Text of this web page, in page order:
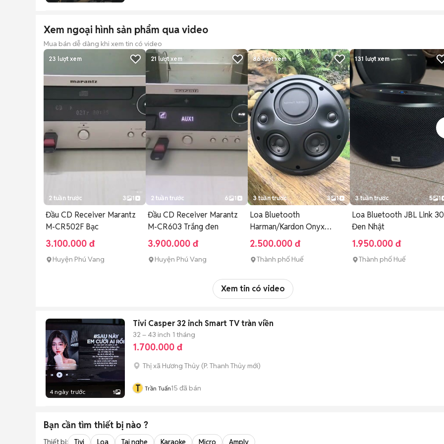
Xem ngoại hình sản phẩm qua video
Mua bán dễ dàng khi xem tin có video
23 lượt xem
2 tuần trước 3 1
Đầu CD Receiver Marantz
M-CR502F Bạc
3.100.000 đ
Huyện Phú Vang
21 lượt xem
2 tuần trước 6 1
Đầu CD Receiver Marantz
M-CR603 Trắng đen
3.900.000 đ
Huyện Phú Vang
86lượt xem
3 tuần trước 3 1
Loa Bluetooth
Harman/Kardon Onyx
Studio 1 Đen
2.500.000 đ
Thành phố Huế
131 lượt xem
3 tuần trước 5 1
Loa Bluetooth JBL Link
Đen Nhật
1.950.000 đ
Thành phố Huế
Xem tin có video
4 ngày trước 1
Tivi Casper 32 inch Smart TV tràn viền
32 – 43 inch 1 tháng
1.700.000 đ
Thị xã Hương Thủy (P. Thanh Thủy mới)
T Trần Tuấn15 đã bán
Bạn cần tìm thiết bị nào ?
Thiết bị: Tivi Loa Tai nghe Karaoke Micro Amply